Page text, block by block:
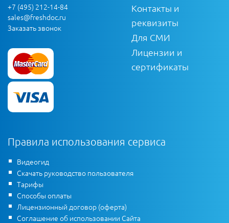
+7 (495) 212-14-84
sales@freshdoc.ru
Заказать звонок
Контакты и
реквизиты
Для СМИ
Лицензии и
сертификаты
Правила использования сервиса
Видеогид
Скачать руководство пользователя
Тарифы
Способы оплаты
Лицензионный договор (оферта)
Соглашение об использовании Сайта